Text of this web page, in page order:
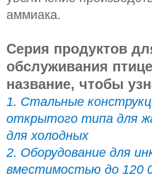
аммиака.
Серия продуктов
обслуживания
название, чтобы
1. Стальные
открытого типа для
для холодных
2. Оборудование для
вместимостью до 120